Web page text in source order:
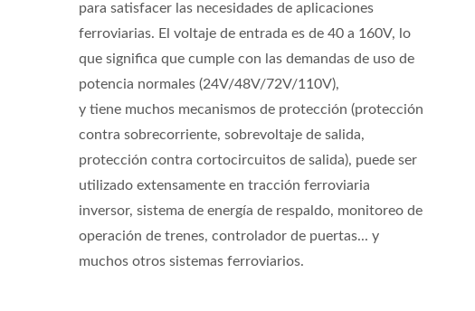
para satisfacer las necesidades de aplicaciones
ferroviarias. El voltaje de entrada es de 40 a 160V, lo
que significa que cumple con las demandas de uso de
potencia normales (24V/48V/72V/110V),
y tiene muchos mecanismos de protección (protección
contra sobrecorriente, sobrevoltaje de salida,
protección contra cortocircuitos de salida), puede ser
utilizado extensamente en tracción ferroviaria
inversor, sistema de energía de respaldo, monitoreo de
operación de trenes, controlador de puertas... y
muchos otros sistemas ferroviarios.